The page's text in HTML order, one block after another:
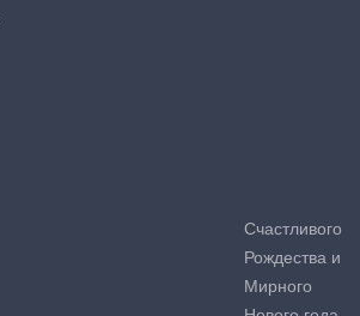
Счастливого
Рождества и
Мирного